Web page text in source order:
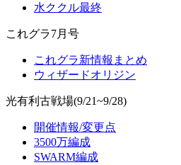
水ククル最終
これグラ7月号
これグラ新情報まとめ
ウィザードオリジン
光有利古戦場(9/21~9/28)
開催情報/変更点
3500万編成
SWARM編成